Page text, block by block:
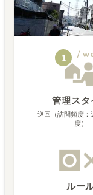
1 /
管理スタ
巡回（訪問頻度：
度）
ルー